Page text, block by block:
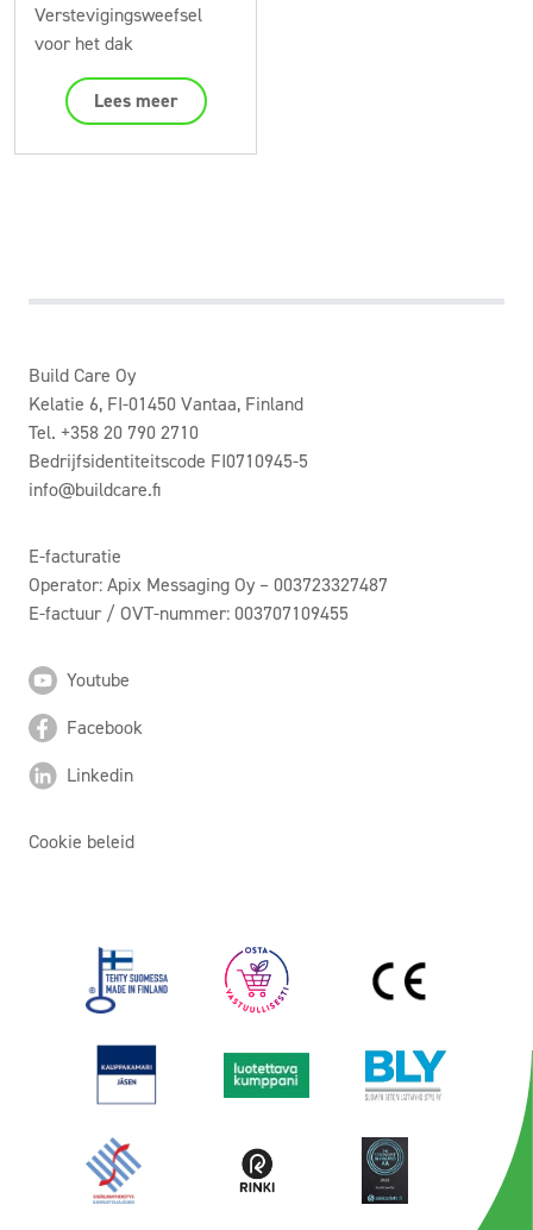
Verstevigingsweefsel
voor het dak
Lees meer
Build Care Oy
Kelatie 6, FI-01450 Vantaa, Finland
Tel. +358 20 790 2710
Bedrijfsidentiteitscode FI0710945-5
info@buildcare.fi
E-facturatie
Operator: Apix Messaging Oy – 003723327487
E-factuur / OVT-nummer: 003707109455
Youtube
Facebook
Linkedin
Cookie beleid